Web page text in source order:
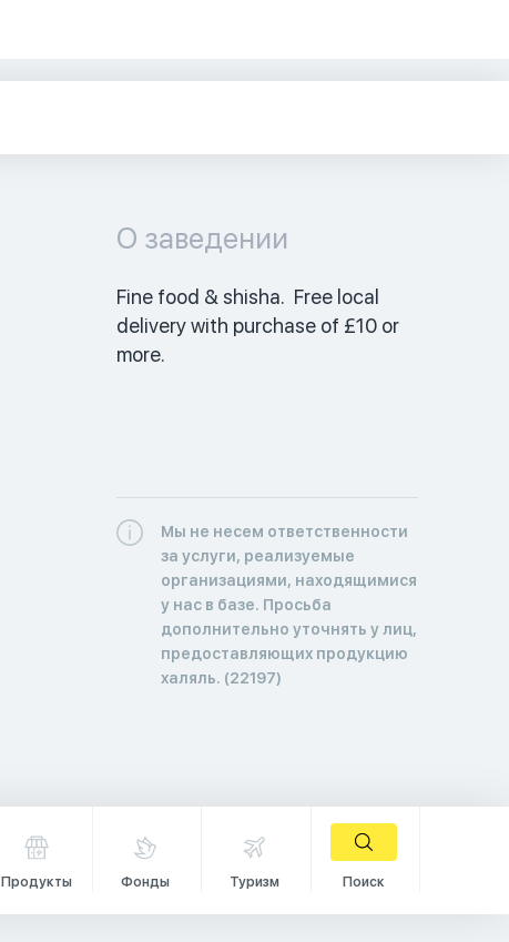
О заведении
Fine food & shisha.  Free local
delivery with purchase of £10 or
more.
Мы не несем ответственности
за услуги, реализуемые
организациями, находящимися
у нас в базе. Просьба
дополнительно уточнять у лиц,
предоставляющих продукцию
халяль. (22197)
Продукты Фонды Туризм Поиск